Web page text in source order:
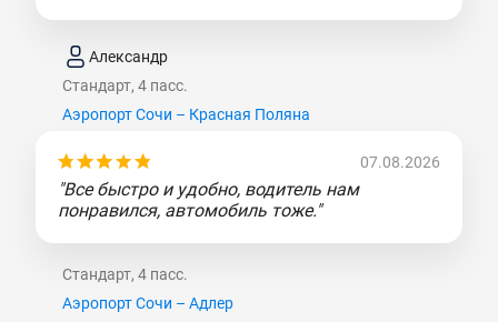
Александр
Стандарт, 4 пасс.
Аэропорт Сочи – Красная Поляна
07.08.2026
"Все быстро и удобно, водитель нам
понравился, автомобиль тоже."
Стандарт, 4 пасс.
Аэропорт Сочи – Адлер